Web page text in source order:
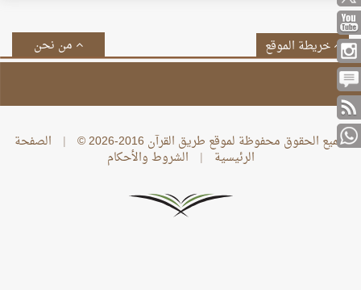
من نحن خريطة الموقع
جميع الحقوق محفوظة لموقع طريق القرآن 2016-2026 © | الصفحة
الرئيسية | الشروط والأحكام